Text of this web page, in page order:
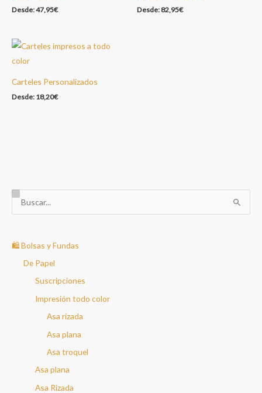
B
u
c
🛍️ Bolsas y Fundas
De Papel
Suscripciones
Impresión todo color
Asa rizada
Asa plana
Asa troquel
Asa plana
Asa Rizada
Desde:47,95€ Desde: 82,95€
Carteles Personalizados
Desde: 18,20€